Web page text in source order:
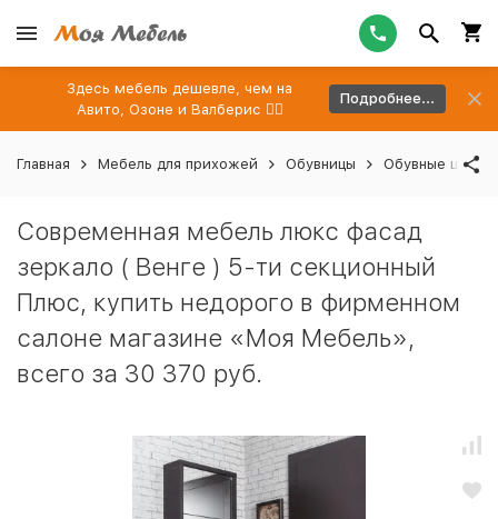
Здесь мебель дешевле, чем на
Авито, Озоне и Валберис 👉🏻
Подробнее...
Главная Мебель для прихожей Обувницы Обувные
Современная мебель люкс фасад
зеркало ( Венге ) 5-ти секционный
Плюс, купить недорого в фирменном
салоне магазине «Моя Мебель»,
всего за 30 370 руб.